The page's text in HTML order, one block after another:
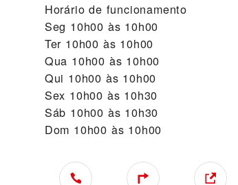
Horário de funcionamento
Seg 10h00 às 10h00
Ter 10h00 às 10h00
Qua 10h00 às 10h00
Qui 10h00 às 10h00
Sex 10h00 às 10h30
Sáb 10h00 às 10h30
Dom 10h00 às 10h00